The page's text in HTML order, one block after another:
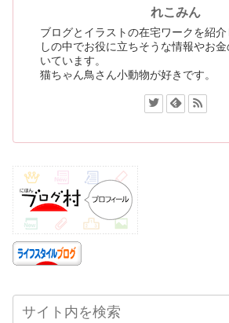
れこみん
ブログとイラストの在宅ワークを紹
しの中でお役に立ちそうな情報やお
いています。
猫ちゃん鳥さん小動物が好きです。